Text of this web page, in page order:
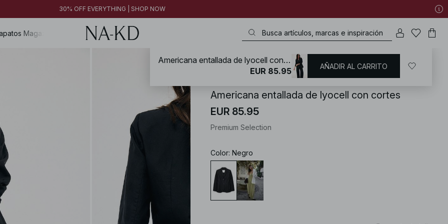
30% OFF EVERYTHING | SHOP NOW
Magazine
Americanas
Americana entallada de lyocell con cortes
EUR 85.95
Premium Selection
Color: Negro
Americana entallada de lyocell con cortes
EUR 85.95
AÑADIR AL CARRITO